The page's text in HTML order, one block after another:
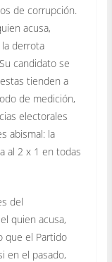
de corrupción.
acusa,
derrota
candidato se
tienden a
de medición,
electorales
abismal: la
al 2 x 1 en todas
del
quien acusa,
que el Partido
en el pasado,